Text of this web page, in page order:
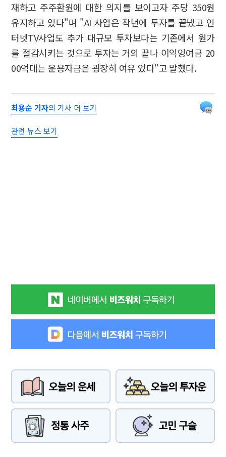
재하고 주주환원에 대한 의지를 보이고자 주당 350원
유지하고 있다"며 "AI 사업은 작년에 투자를 끝냈고 인
터넷TV사업도 추가 대규모 투자보다는 기존에서 원가
를 절감시키는 것으로 투자는 거의 끝나 이익잉여금 20
00억대는 운용자금은 굉장히 여유 있다"고 말했다.
최용순 기자의 기사 더 보기
관련 뉴스 보기